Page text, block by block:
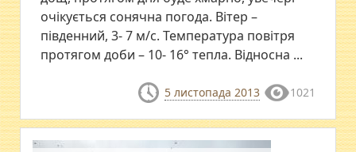
очікується сонячна погода. Вітер –
південний, 3- 7 м/с. Температура повітря
протягом доби – 10- 16° тепла. Відносна ...
5 листопада 2013 1021